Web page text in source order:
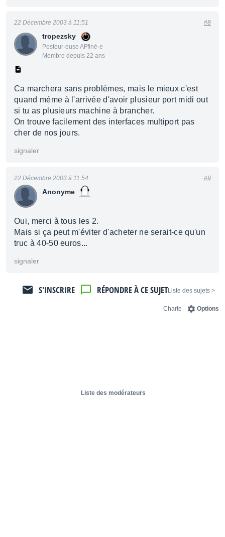
tropezsky
Posteur·euse AFfiné·e
Membre depuis 22 ans
22 Décembre 2003 à 11:51 #8
Ca marchera sans problèmes, mais le mieux c'est
quand méme à l'arrivée d'avoir plusieur port midi out
si tu as plusieurs machine à brancher.
On trouve facilement des interfaces multiport pas
cher de nos jours.
signaler
Anonyme
22 Décembre 2003 à 11:54 #9
Oui, merci à tous les 2.
Mais si ça peut m'éviter d'acheter ne serait-ce qu'un
truc à 40-50 euros...
signaler
< Liste des sujets
RÉPONDRE À CE SUJET
S'INSCRIRE
Options
Charte
Liste des modérateurs